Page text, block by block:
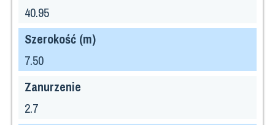
40.95
Szerokość (m)
7.50
Zanurzenie
2.7